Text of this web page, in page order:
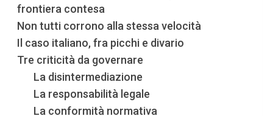
frontiera contesa
Non tutti corrono alla stessa velocità
Il caso italiano, fra picchi e divario
Tre criticità da governare
La disintermediazione
La responsabilità legale
La conformità normativa